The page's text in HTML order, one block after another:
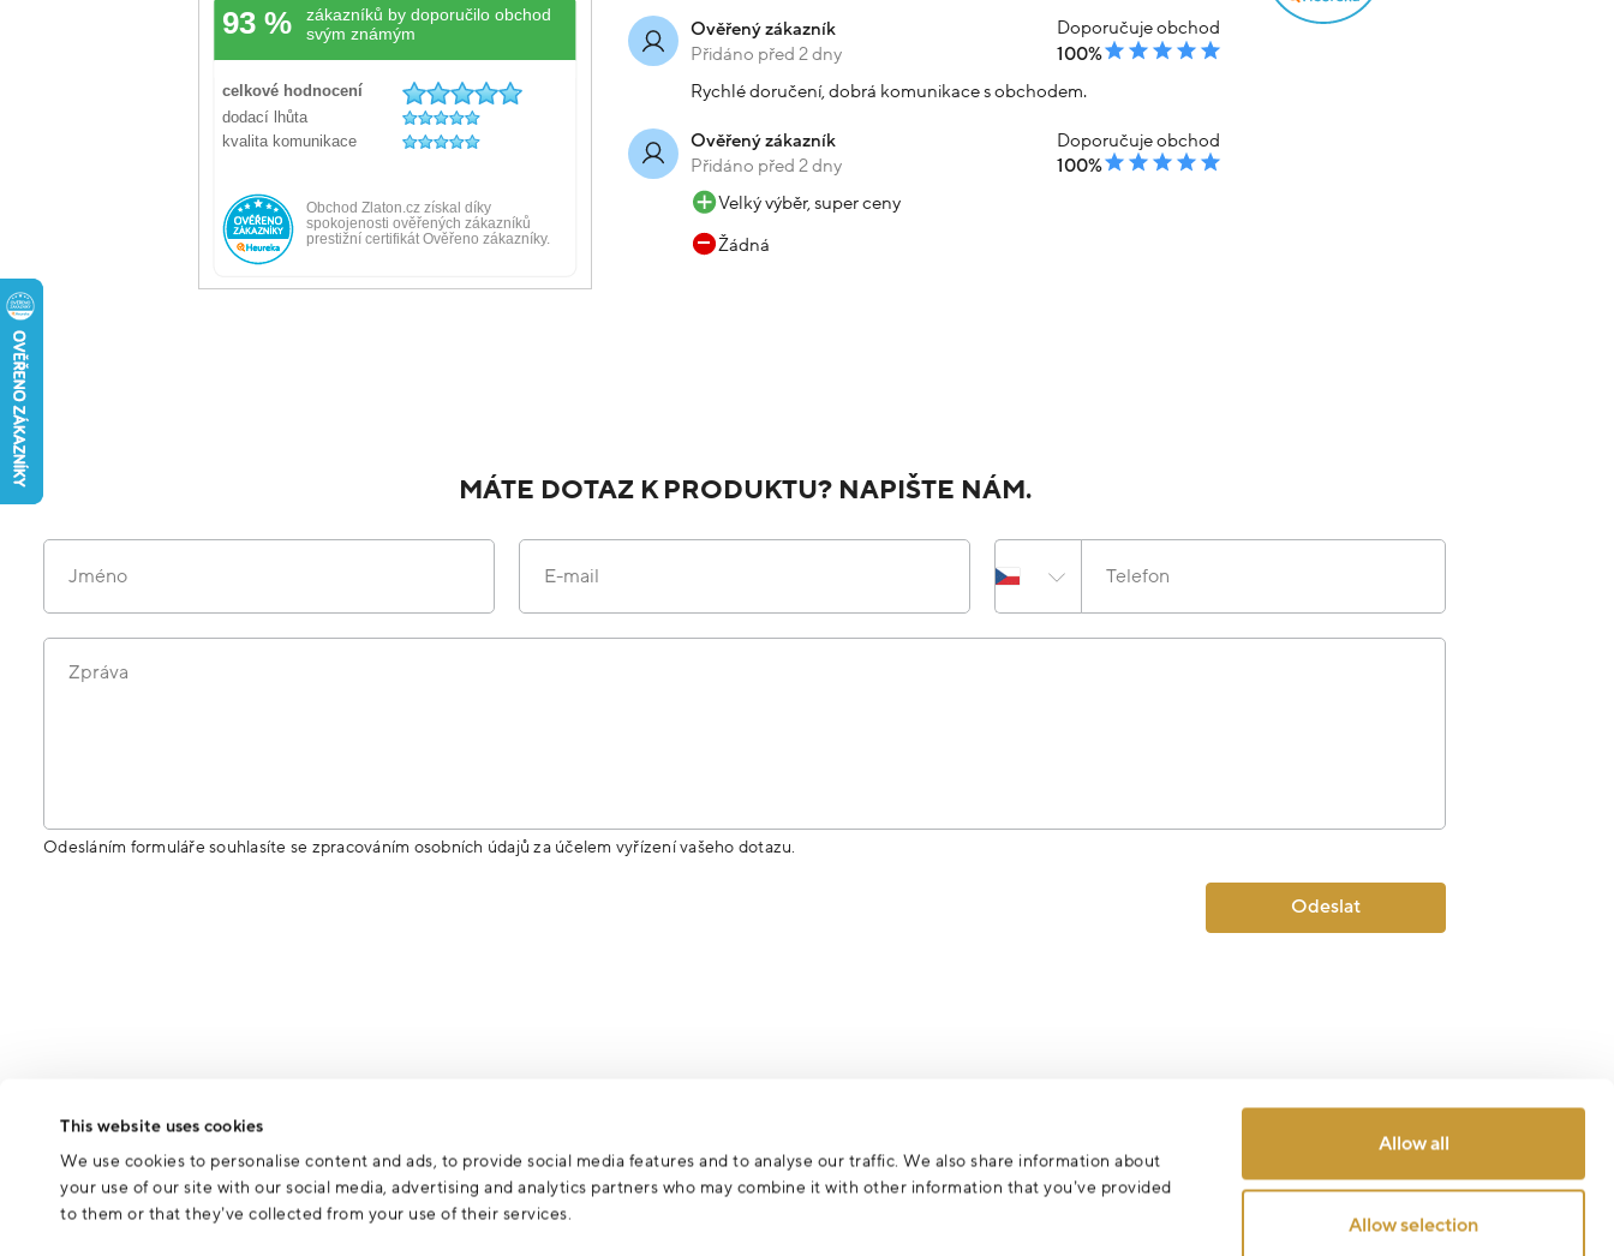
This website uses cookies
We use cookies to personalise content and ads, to provide social media features and to analyse our traffic. We also share information about
your use of our site with our social media, advertising and analytics partners who may combine it with other information that you’ve provided
to them or that they’ve collected from your use of their services.
Allow all
Allow selection
Ověřený zákazník
Přidáno před 2 dny
Doporučuje obchod
100%
Rychlé doručení, dobrá komunikace s obchodem.
Ověřený zákazník
Přidáno před 2 dny
Doporučuje obchod
100%
Velký výběr, super ceny
Žádná
MÁTE DOTAZ K PRODUKTU? NAPIŠTE NÁM.
Jméno E-mail Telefon
Zpráva
Odesláním formuláře souhlasíte se zpracováním osobních údajů za účelem vyřízení vašeho dotazu.
Odeslat